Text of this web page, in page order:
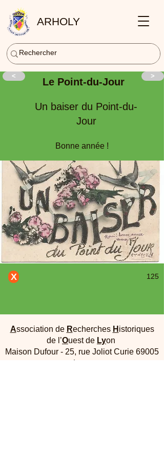
ARHOLY
<
Le Point-du-Jour
>
Un baiser du Point-du-
Jour
Bonne année !
X 125
Association de Recherches H istoriques
de l’Ouest de Lyon
Maison Dufour - 25, rue Joliot Curie 69005
Lyon